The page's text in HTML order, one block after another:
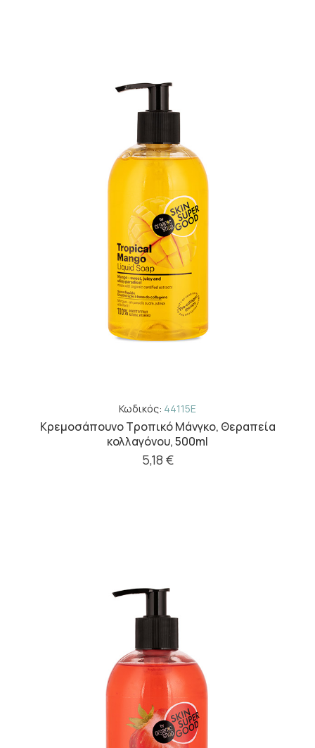
Κωδικός: 44115E
Κρεμοσάπουνο Τροπικό Μάνγκο, Θεραπεία
κολλαγόνου, 500ml
5,18 €